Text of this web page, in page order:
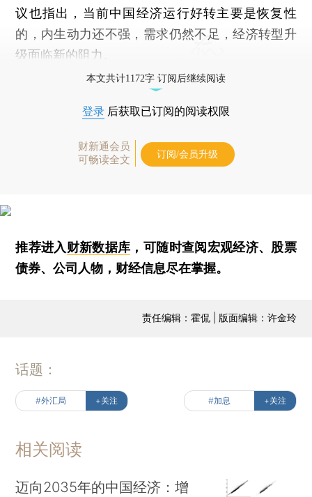
议也指出，当前中国经济运行好转主要是恢复性
的，内生动力还不强，需求仍然不足，经济转型升
级面临新的阻力。
本文共计1172字 订阅后继续阅读
登录 后获取已订阅的阅读权限
财新通会员
可畅读全文
订阅/会员升级
推荐进入财新数据库 ，可随时查阅宏观经济、股票
债券、公司人物，财经信息尽在掌握。
责任编辑：霍侃 | 版面编辑：许金玲
话题：
#外汇局 +关注 #加息 +关注
相关阅读
迈向2035年的中国经济：增